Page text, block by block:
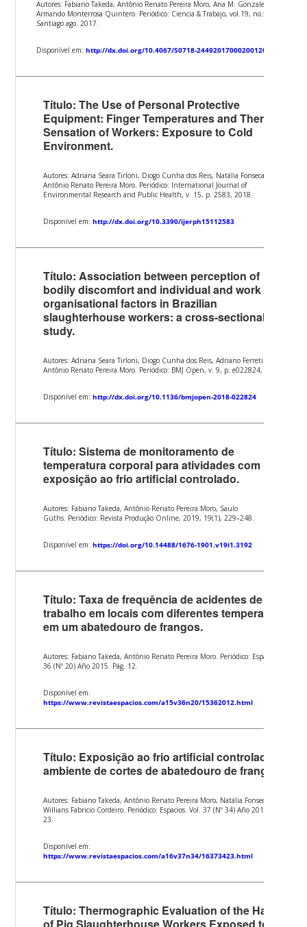
Autores: Fabiano Takeda, Antônio Renato Pereira Moro, Ana M. Gonzales,
Armando Monterrosa Quintero. Periódico: Ciencia & Trabajo, vol.19, no.59,
Santiago ago. 2017.
Disponível em:http://dx.doi.org/10.4067/S0718-24492017000200120
Título: The Use of Personal Protective
Equipment: Finger Temperatures and Thermal
Sensation of Workers: Exposure to Cold
Environment.
Autores: Adriana Seara Tirloni, Diogo Cunha dos Reis, Natália Fonseca Dias,
Antônio Renato Pereira Moro. Periódico: International Journal of
Environmental Research and Public Health, v. 15, p. 2583, 2018.
Disponível em:http://dx.doi.org/10.3390/ijerph15112583
Título: Association between perception of
bodily discomfort and individual and work
organisational factors in Brazilian
slaughterhouse workers: a cross-sectional
study.
Autores: Adriana Seara Tirloni, Diogo Cunha dos Reis, Adriano Ferreti Borgatto,
Antônio Renato Pereira Moro. Periódico: BMJ Open, v. 9, p. e022824, 2019.
Disponível em:http://dx.doi.org/10.1136/bmjopen-2018-022824
Título: Sistema de monitoramento de
temperatura corporal para atividades com
exposição ao frio artificial controlado.
Autores: Fabiano Takeda, Antônio Renato Pereira Moro, Saulo
Güths. Periódico: Revista Produção Online, 2019, 19(1), 229–248.
Disponível em:https://doi.org/10.14488/1676-1901.v19i1.3192
Título: Taxa de frequência de acidentes de
trabalho em locais com diferentes temperaturas
em um abatedouro de frangos.
Autores: Fabiano Takeda, Antônio Renato Pereira Moro. Periódico: Espacios. Vol.
36 (Nº 20) Año 2015. Pág. 12.
Disponível em:
https://www.revistaespacios.com/a15v36n20/15362012.html
Título: Exposição ao frio artificial controlado em
ambiente de cortes de abatedouro de frangos.
Autores: Fabiano Takeda, Antônio Renato Pereira Moro, Natália Fonseca Dias,
Willians Fabricio Cordeiro. Periódico: Espacios. Vol. 37 (Nº 34) Año 2016. Pág.
23.
Disponível em:
https://www.revistaespacios.com/a16v37n34/16373423.html
Título: Thermographic Evaluation of the Hands